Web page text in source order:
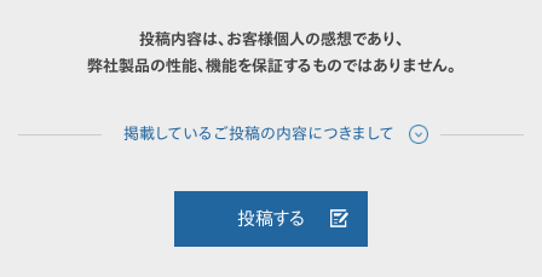
投稿内容は、お客様個人の感想であり、
弊社製品の性能、機能を保証するものではありません。
投稿する